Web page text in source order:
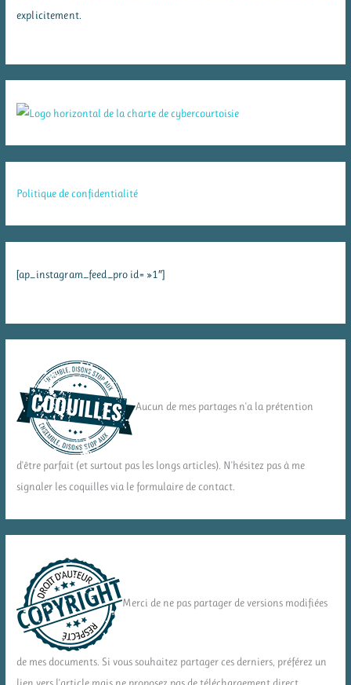
explicitement.
Politique de confidentialité
[ap_instagram_feed_pro id= »1″]
Aucun de mes partages n'a la prétention
d'être parfait (et surtout pas les longs articles). N'hésitez pas à me
signaler les coquilles via le formulaire de contact.
Merci de ne pas partager de versions modifiées
de mes documents. Si vous souhaitez partager ces derniers, préférez un
lien vers l'article mais ne proposez pas de téléchargement direct.